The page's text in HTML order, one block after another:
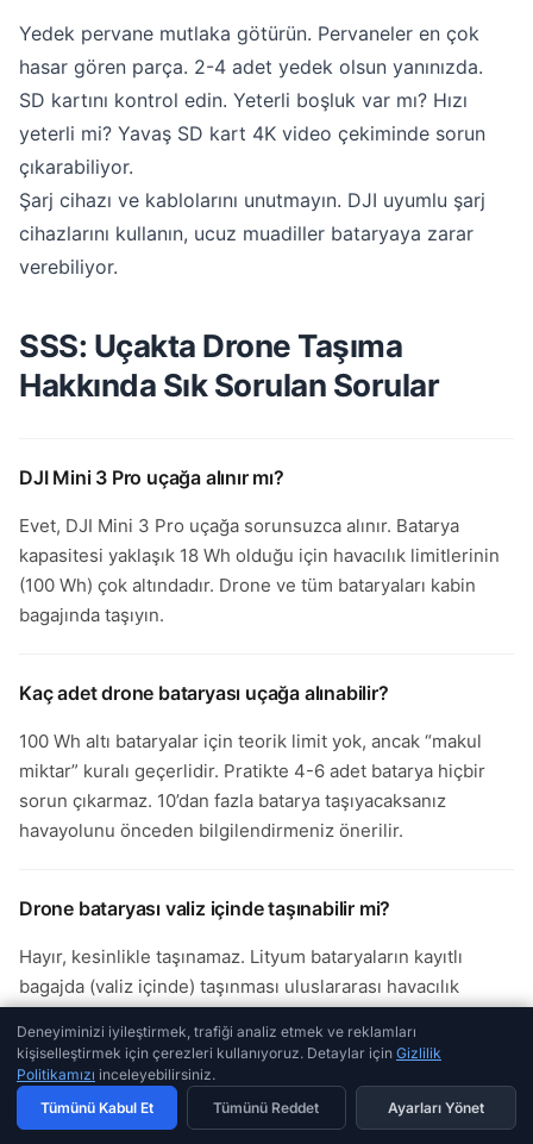
Yedek pervane mutlaka götürün. Pervaneler en çok
hasar gören parça. 2-4 adet yedek olsun yanınızda.
SD kartını kontrol edin. Yeterli boşluk var mı? Hızı
yeterli mi? Yavaş SD kart 4K video çekiminde sorun
çıkarabiliyor.
Şarj cihazı ve kablolarını unutmayın. DJI uyumlu şarj
cihazlarını kullanın, ucuz muadiller bataryaya zarar
verebiliyor.
SSS: Uçakta Drone Taşıma
Hakkında Sık Sorulan Sorular
DJI Mini 3 Pro uçağa alınır mı?
Evet, DJI Mini 3 Pro uçağa sorunsuzca alınır. Batarya
kapasitesi yaklaşık 18 Wh olduğu için havacılık limitlerinin
(100 Wh) çok altındadır. Drone ve tüm bataryaları kabin
bagajında taşıyın.
Kaç adet drone bataryası uçağa alınabilir?
100 Wh altı bataryalar için teorik limit yok, ancak “makul
miktar” kuralı geçerlidir. Pratikte 4-6 adet batarya hiçbir
sorun çıkarmaz. 10’dan fazla batarya taşıyacaksanız
havayolunu önceden bilgilendirmeniz önerilir.
Drone bataryası valiz içinde taşınabilir mi?
Hayır, kesinlikle taşınamaz. Lityum bataryaların kayıtlı
bagajda (valiz içinde) taşınması uluslararası havacılık
bagajında (el bagajı) taşınmalıdır. Bu kural yangın riskine
anında müdahale için kritiktir.
Deneyiminizi iyileştirmek, trafiği analiz etmek ve reklamları
kişiselleştirmek için çerezleri kullanıyoruz. Detaylar için Gizlilik
Politikamızı inceleyebilirsiniz.
Tümünü Kabul Et
Tümünü Reddet Ayarları Yönet